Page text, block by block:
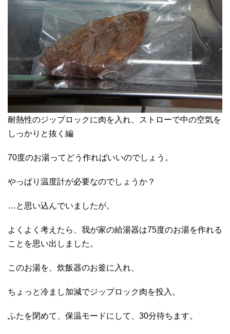
耐熱性のジップロックに肉を入れ、ストローで中の空気を
しっかりと抜く編
70度のお湯ってどう作ればいいのでしょう。
やっぱり温度計が必要なのでしょうか？
…と思い込んでいましたが。
よくよく考えたら、我が家の給湯器は75度のお湯を作れる
ことを思い出しました。
このお湯を、炊飯器のお釜に入れ、
ちょっと冷まし加減でジップロック肉を投入。
ふたを閉めて、保温モードにして、30分待ちます。